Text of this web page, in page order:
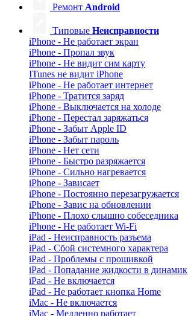
Ремонт Android
Типовые Неисправности
iPhone - Не работает экран
iPhone - Пропал звук
iPhone - Не видит сим карту
ITunes не видит iPhone
iPhone - Не работает интернет
iPhone - Тратится заряд
iPhone - Выключается на холоде
iPhone - Перестал заряжаться
iPhone - Забыт Apple ID
iPhone - Забыт пароль
iPhone - Нет сети
iPhone - Быстро разряжается
iPhone - Сильно нагревается
iPhone - Зависает
iPhone - Постоянно перезагружается
iPhone - Завис на обновлении
iPhone - Плохо слышно собеседника
iPhone - Не работает Wi-Fi
iPad - Неисправность разъема
iPad - Сбой системного характера
iPad - Проблемы с прошивкой
iPad - Попадание жидкости в динамик
iPad - Не включается
iPad - Не работает кнопка Home
iMac - Не включается
iMac - Медленно работает